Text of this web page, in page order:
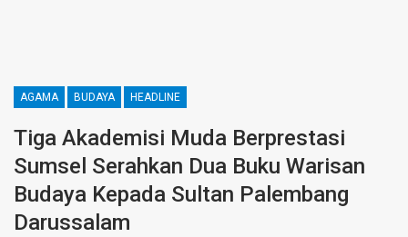
AGAMA BUDAYA HEADLINE
Tiga Akademisi Muda Berprestasi
Sumsel Serahkan Dua Buku Warisan
Budaya Kepada Sultan Palembang
Darussalam